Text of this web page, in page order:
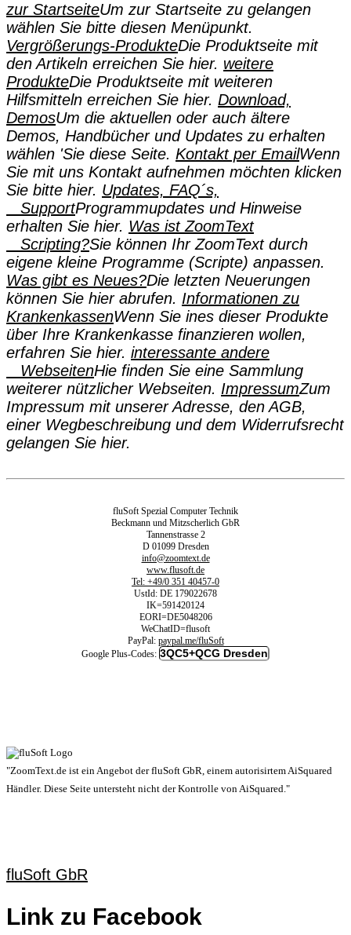
zur StartseiteUm zur Startseite zu gelangen
wählen Sie bitte diesen Menüpunkt.
Vergrößerungs-ProdukteDie Produktseite mit
den Artikeln erreichen Sie hier. weitere
ProdukteDie Produktseite mit weiteren
Hilfsmitteln erreichen Sie hier. Download,
DemosUm die aktuellen oder auch ältere
Demos, Handbücher und Updates zu erhalten
wählen 'Sie diese Seite. Kontakt per EmailWenn
Sie mit uns Kontakt aufnehmen möchten klicken
Sie bitte hier. Updates, FAQ´s,
SupportProgrammupdates und Hinweise
erhalten Sie hier. Was ist ZoomText
Scripting?Sie können Ihr ZoomText durch
eigene kleine Programme (Scripte) anpassen.
Was gibt es Neues?Die letzten Neuerungen
können Sie hier abrufen. Informationen zu
KrankenkassenWenn Sie ines dieser Produkte
über Ihre Krankenkasse finanzieren wollen,
erfahren Sie hier. interessante andere
WebseitenHie finden Sie eine Sammlung
weiterer nützlicher Webseiten. ImpressumZum
Impressum mit unserer Adresse, den AGB,
einer Wegbeschreibung und dem Widerrufsrecht
gelangen Sie hier.
fluSoft Spezial Computer Technik
Beckmann und Mitzscherlich GbR
Tannenstrasse 2
D 01099 Dresden
info@zoomtext.de
www.flusoft.de
Tel: +49/0 351 40457-0
UstId: DE 179022678
IK=591420124
EORI=DE5048206
WeChatID=flusoft
PayPal: paypal.me/fluSoft
Google Plus-Codes: 3QC5+QCG Dresden
"ZoomText.de ist ein Angebot der fluSoft GbR, einem autorisirtem AiSquared
Händler. Diese Seite untersteht nicht der Kontrolle von AiSquared."
fluSoft GbR
Link zu Facebook